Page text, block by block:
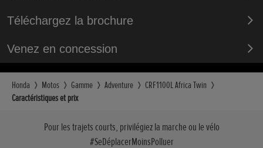
Téléchargez la brochure
Venez en concession
Honda Motos Gamme Adventure
CRF1100L Africa Twin
Caractéristiques et prix
Pour les trajets courts, privilégiez la marche ou le vélo
#SeDéplacerMoinsPolluer